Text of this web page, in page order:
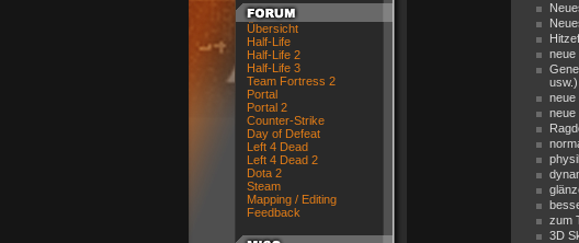
Übersicht
Half-Life
Half-Life 2
Half-Life 3
Team Fortress 2
Portal
Portal 2
Counter-Strike
Day of Defeat
Left 4 Dead
Left 4 Dead 2
Dota 2
Steam
Mapping / Editing
Feedback
neue
usw.)
neue
neue
zum
3D